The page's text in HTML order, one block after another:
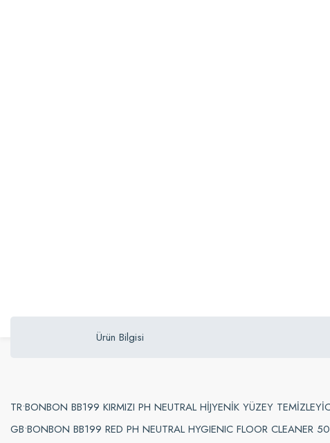
Ürün Bilgisi
TR•BONBON BB199 KIRMIZI PH NEUTRAL HİJYENİK YÜZEY
GB•BONBON BB199 RED PH NEUTRAL HYGIENIC FLOOR CLEANER